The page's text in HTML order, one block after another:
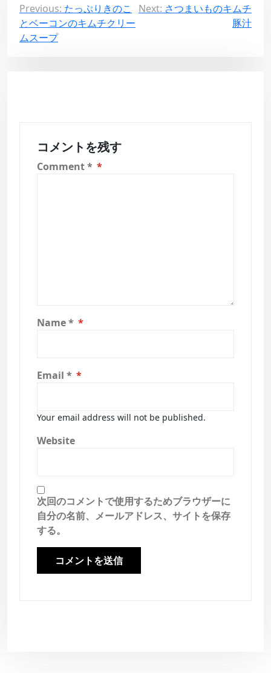
投
稿
ナ
Previous: たっぷりきのこ
とベーコンのキムチクリー
ムスープ
Next: さつまいものキムチ
豚汁
コメントを残す
Comment*
Name*
Email *
Your email address will not be published.
Website
次回のコメントで使用するためブラウザーに
自分の名前、メールアドレス、サイトを保存
する。